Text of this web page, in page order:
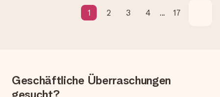
dem Geschenk vermeldet. Du kannst darauf vertrauen, dass
eine fristgerechte Lieferung durch unsere Lieferdienste
oder Päckchen geliefert wird, kontaktiere bitte unseren
Kundenservice.
1 2 3 4 ... 17
Geschäftliche Überraschungen